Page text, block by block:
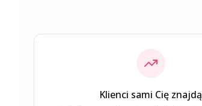
Klienci sami Cię znajdą